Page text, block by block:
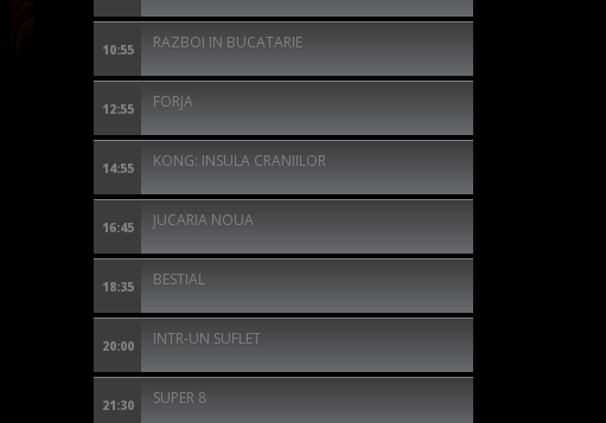
10:55 RAZBOI IN BUCATARIE
12:55 FORJA
14:55 KONG: INSULA CRANIILOR
16:45 JUCARIA NOUA
18:35 BESTIAL
20:00 INTR-UN SUFLET
21:30 SUPER 8